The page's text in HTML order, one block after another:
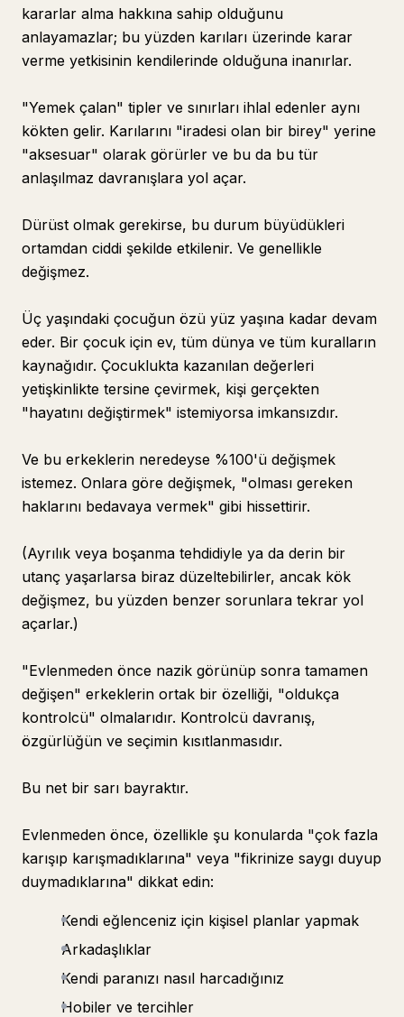
kararlar alma hakkına sahip olduğunu
anlayamazlar; bu yüzden karıları üzerinde karar
verme yetkisinin kendilerinde olduğuna inanırlar.
"Yemek çalan" tipler ve sınırları ihlal edenler aynı
kökten gelir. Karılarını "iradesi olan bir birey" yerine
"aksesuar" olarak görürler ve bu da bu tür
anlaşılmaz davranışlara yol açar.
Dürüst olmak gerekirse, bu durum büyüdükleri
ortamdan ciddi şekilde etkilenir. Ve genellikle
değişmez.
Üç yaşındaki çocuğun özü yüz yaşına kadar devam
eder. Bir çocuk için ev, tüm dünya ve tüm kuralların
kaynağıdır. Çocuklukta kazanılan değerleri
yetişkinlikte tersine çevirmek, kişi gerçekten
"hayatını değiştirmek" istemiyorsa imkansızdır.
Ve bu erkeklerin neredeyse %100'ü değişmek
istemez. Onlara göre değişmek, "olması gereken
haklarını bedavaya vermek" gibi hissettirir.
(Ayrılık veya boşanma tehdidiyle ya da derin bir
utanç yaşarlarsa biraz düzeltebilirler, ancak kök
değişmez, bu yüzden benzer sorunlara tekrar yol
açarlar.)
"Evlenmeden önce nazik görünüp sonra tamamen
değişen" erkeklerin ortak bir özelliği, "oldukça
kontrolcü" olmalarıdır. Kontrolcü davranış,
özgürlüğün ve seçimin kısıtlanmasıdır.
Bu net bir sarı bayraktır.
Evlenmeden önce, özellikle şu konularda "çok fazla
karışıp karışmadıklarına" veya "fikrinize saygı duyup
duymadıklarına" dikkat edin:
Kendi eğlenceniz için kişisel planlar yapmak
Arkadaşlıklar
Kendi paranızı nasıl harcadığınız
Hobiler ve tercihler